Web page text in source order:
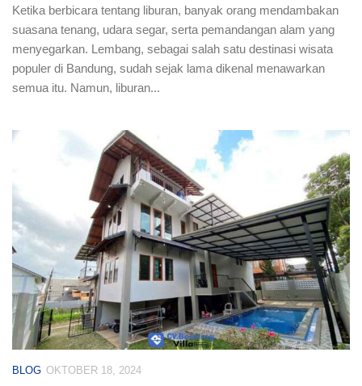
Ketika berbicara tentang liburan, banyak orang mendambakan
suasana tenang, udara segar, serta pemandangan alam yang
menyegarkan. Lembang, sebagai salah satu destinasi wisata
populer di Bandung, sudah sejak lama dikenal menawarkan
semua itu. Namun, liburan...
BLOG OKTOBER 18, 2024